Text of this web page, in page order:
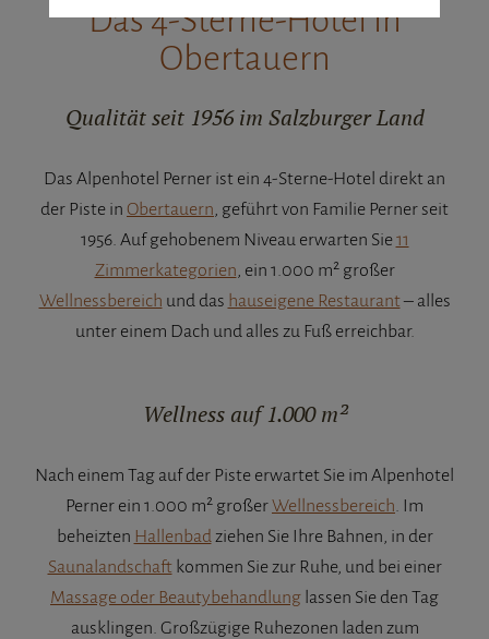
Das 4-Sterne-Hotel in
Obertauern
Qualität seit 1956 im Salzburger Land
Das Alpenhotel Perner ist ein 4-Sterne-Hotel direkt an
der Piste in Obertauern, geführt von Familie Perner seit
1956. Auf gehobenem Niveau erwarten Sie11
Zimmerkategorien, ein 1.000 m² großer
Wellnessbereich und das hauseigene Restaurant– alles
unter einem Dach und alles zu Fuß erreichbar.
Wellness auf 1.000 m²
Nach einem Tag auf der Piste erwartet Sie im Alpenhotel
Perner ein 1.000 m² großerWellnessbereich. Im
beheizten Hallenbadziehen Sie Ihre Bahnen, in der
Saunalandschaftkommen Sie zur Ruhe, und bei einer
Massage oder Beautybehandlung lassen Sie den Tag
ausklingen. Großzügige Ruhezonen laden zum